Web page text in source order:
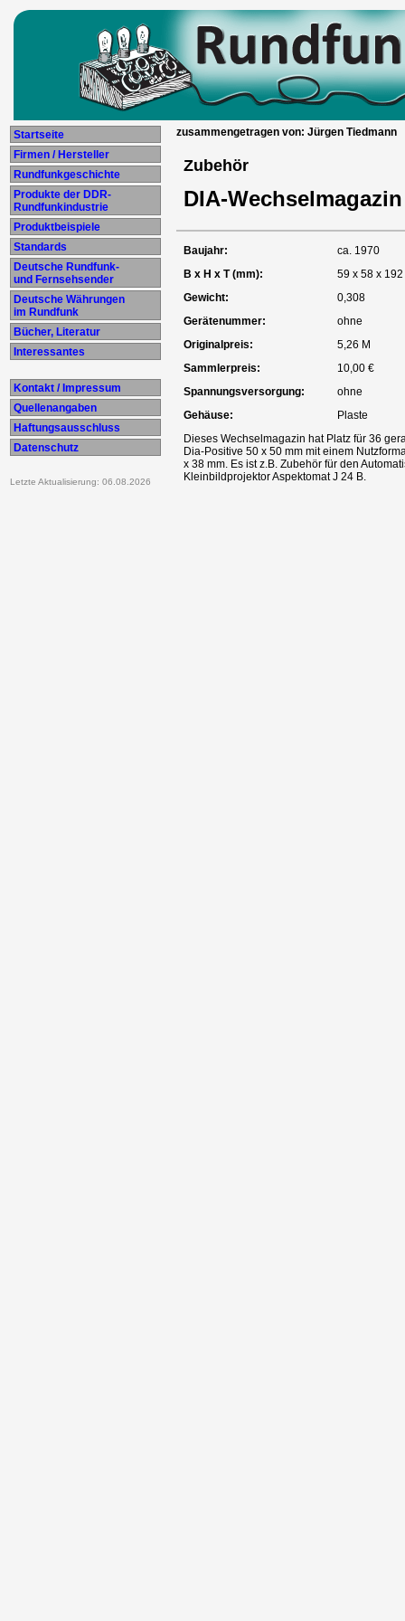
Startseite
Firmen / Hersteller
Rundfunkgeschichte
Produkte der DDR-
Rundfunkindustrie
Produktbeispiele
Standards
Deutsche Rundfunk-
und Fernsehsender
Deutsche Währungen
im Rundfunk
Bücher, Literatur
Interessantes
Kontakt / Impressum
Quellenangaben
Haftungsausschluss
Datenschutz
Letzte Aktualisierung: 06.08.2026
zusammengetragen von: Jürgen Tiedmann
Zubehör
DIA-Wechselmagazin
Baujahr:
ca. 1970
B x H x T (mm):
59 x 58 x 192
Gewicht:
0,308
Gerätenummer:
ohne
Originalpreis:
5,26 M
Sammlerpreis:
10,00 €
Spannungsversorgung:
ohne
Gehäuse:
Plaste
Dieses Wechselmagazin hat Platz für 36
Dia-Positive 50 x 50 mm mit einem
x 38 mm. Es ist z.B. Zubehör für den
Kleinbildprojektor Aspektomat J 24 B.